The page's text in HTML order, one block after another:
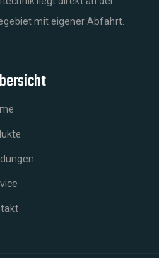
mit eigener Abfahrt.